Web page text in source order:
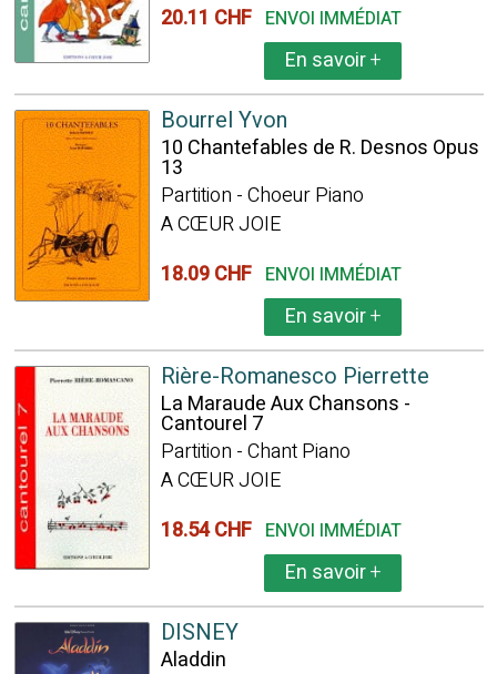
20.11 CHF ENVOI IMMÉDIAT
En savoir+
Bourrel Yvon
10 Chantefables de R. Desnos Opus
13
Partition - Choeur Piano
A CŒUR JOIE
18.09 CHF ENVOI IMMÉDIAT
En savoir+
Rière-Romanesco Pierrette
La Maraude Aux Chansons -
Cantourel 7
Partition - Chant Piano
A CŒUR JOIE
18.54 CHF ENVOI IMMÉDIAT
En savoir+
DISNEY
Aladdin